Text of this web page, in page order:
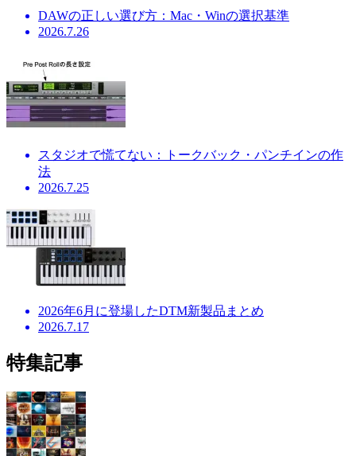
DAWの正しい選び方：Mac・Winの選択基準
2026.7.26
スタジオで慌てない：トークバック・パンチインの作
法
2026.7.25
2026年6月に登場したDTM新製品まとめ
2026.7.17
特集記事